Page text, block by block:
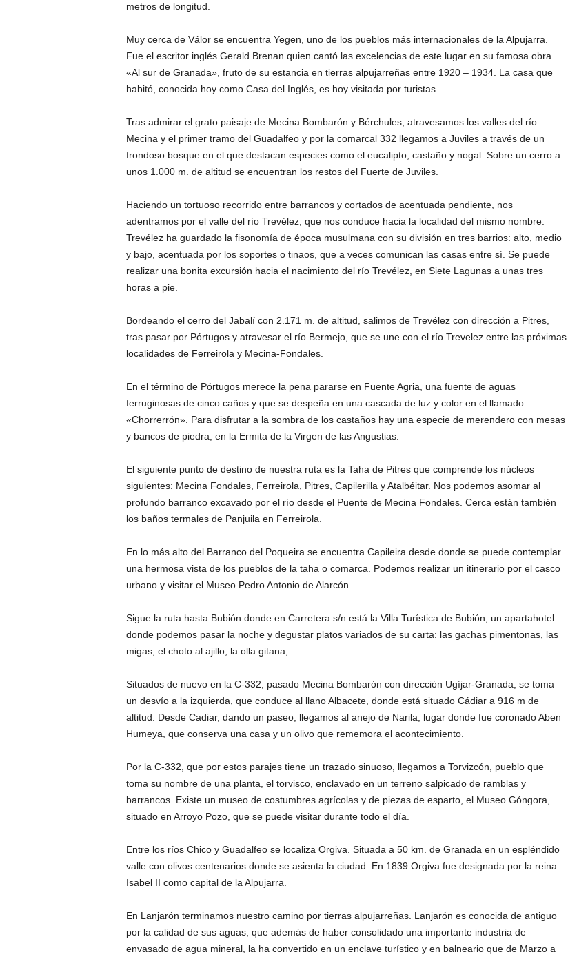
metros de longitud.
Muy cerca de Válor se encuentra Yegen, uno de los pueblos más internacionales de la Alpujarra.
Fue el escritor inglés Gerald Brenan quien cantó las excelencias de este lugar en su famosa obra
«Al sur de Granada», fruto de su estancia en tierras alpujarreñas entre 1920 – 1934. La casa que
habitó, conocida hoy como Casa del Inglés, es hoy visitada por turistas.
Tras admirar el grato paisaje de Mecina Bombarón y Bérchules, atravesamos los valles del río
Mecina y el primer tramo del Guadalfeo y por la comarcal 332 llegamos a Juviles a través de un
frondoso bosque en el que destacan especies como el eucalipto, castaño y nogal. Sobre un cerro a
unos 1.000 m. de altitud se encuentran los restos del Fuerte de Juviles.
Haciendo un tortuoso recorrido entre barrancos y cortados de acentuada pendiente, nos
adentramos por el valle del río Trevélez, que nos conduce hacia la localidad del mismo nombre.
Trevélez ha guardado la fisonomía de época musulmana con su división en tres barrios: alto, medio
y bajo, acentuada por los soportes o tinaos, que a veces comunican las casas entre sí. Se puede
realizar una bonita excursión hacia el nacimiento del río Trevélez, en Siete Lagunas a unas tres
horas a pie.
Bordeando el cerro del Jabalí con 2.171 m. de altitud, salimos de Trevélez con dirección a Pitres,
tras pasar por Pórtugos y atravesar el río Bermejo, que se une con el río Trevelez entre las próximas
localidades de Ferreirola y Mecina-Fondales.
En el término de Pórtugos merece la pena pararse en Fuente Agria, una fuente de aguas
ferruginosas de cinco caños y que se despeña en una cascada de luz y color en el llamado
«Chorrerrón». Para disfrutar a la sombra de los castaños hay una especie de merendero con mesas
y bancos de piedra, en la Ermita de la Virgen de las Angustias.
El siguiente punto de destino de nuestra ruta es la Taha de Pitres que comprende los núcleos
siguientes: Mecina Fondales, Ferreirola, Pitres, Capilerilla y Atalbéitar. Nos podemos asomar al
profundo barranco excavado por el río desde el Puente de Mecina Fondales. Cerca están también
los baños termales de Panjuila en Ferreirola.
En lo más alto del Barranco del Poqueira se encuentra Capileira desde donde se puede contemplar
una hermosa vista de los pueblos de la taha o comarca. Podemos realizar un itinerario por el casco
urbano y visitar el Museo Pedro Antonio de Alarcón.
Sigue la ruta hasta Bubión donde en Carretera s/n está la Villa Turística de Bubión, un apartahotel
donde podemos pasar la noche y degustar platos variados de su carta: las gachas pimentonas, las
migas, el choto al ajillo, la olla gitana,….
Situados de nuevo en la C-332, pasado Mecina Bombarón con dirección Ugíjar-Granada, se toma
un desvío a la izquierda, que conduce al llano Albacete, donde está situado Cádiar a 916 m de
altitud. Desde Cadiar, dando un paseo, llegamos al anejo de Narila, lugar donde fue coronado Aben
Humeya, que conserva una casa y un olivo que rememora el acontecimiento.
Por la C-332, que por estos parajes tiene un trazado sinuoso, llegamos a Torvizcón, pueblo que
toma su nombre de una planta, el torvisco, enclavado en un terreno salpicado de ramblas y
barrancos. Existe un museo de costumbres agrícolas y de piezas de esparto, el Museo Góngora,
situado en Arroyo Pozo, que se puede visitar durante todo el día.
Entre los ríos Chico y Guadalfeo se localiza Orgiva. Situada a 50 km. de Granada en un espléndido
valle con olivos centenarios donde se asienta la ciudad. En 1839 Orgiva fue designada por la reina
Isabel II como capital de la Alpujarra.
En Lanjarón terminamos nuestro camino por tierras alpujarreñas. Lanjarón es conocida de antiguo
por la calidad de sus aguas, que además de haber consolidado una importante industria de
envasado de agua mineral, la ha convertido en un enclave turístico y en balneario que de Marzo a